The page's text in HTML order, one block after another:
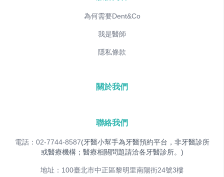
為何需要Dent&Co
我是醫師
隱私條款
關於我們
聯絡我們
電話：02-7744-8587(牙醫小幫手為牙醫預約平台，非牙醫診所
或醫療機構；醫療相關問題請洽各牙醫診所。)
地址：100臺北市中正區黎明里南陽街24號3樓